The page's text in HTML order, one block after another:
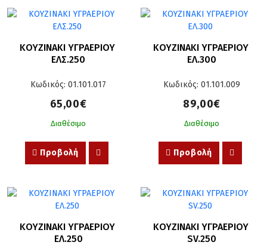
ΚΟΥΖΙΝΑΚΙ ΥΓΡΑΕΡΙΟΥ
ΕΛΣ.250
Κωδικός: 01.101.017
65,00€
Διαθέσιμο
Προβολή
ΚΟΥΖΙΝΑΚΙ ΥΓΡΑΕΡΙΟΥ
ΕΛ.300
Κωδικός: 01.101.009
89,00€
Διαθέσιμο
Προβολή
ΚΟΥΖΙΝΑΚΙ ΥΓΡΑΕΡΙΟΥ
ΕΛ.250
ΚΟΥΖΙΝΑΚΙ ΥΓΡΑΕΡΙΟΥ
SV.250